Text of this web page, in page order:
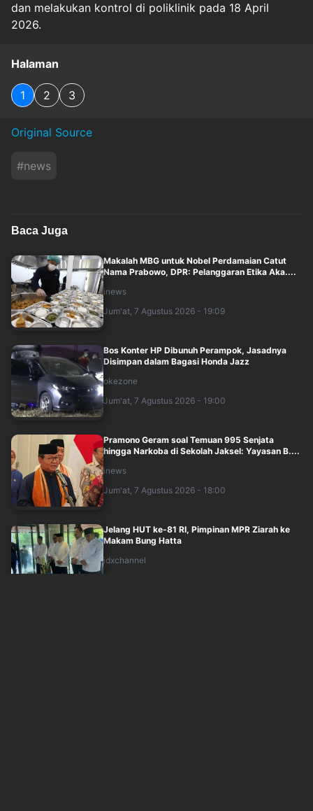
dan melakukan kontrol di poliklinik pada 18 April
2026.
Halaman
1 2 3
Original Source
#news
Baca Juga
Makalah MBG untuk Nobel Perdamaian Catut
Nama Prabowo, DPR: Pelanggaran Etika Aka....
inews
Jum'at, 7 Agustus 2026 - 19:09
Bos Konter HP Dibunuh Perampok, Jasadnya
Disimpan dalam Bagasi Honda Jazz
okezone
Jum'at, 7 Agustus 2026 - 19:00
Pramono Geram soal Temuan 995 Senjata
hingga Narkoba di Sekolah Jaksel: Yayasan B....
inews
Jum'at, 7 Agustus 2026 - 18:00
Jelang HUT ke-81 RI, Pimpinan MPR Ziarah ke
Makam Bung Hatta
idxchannel